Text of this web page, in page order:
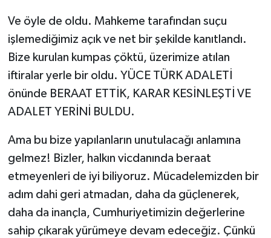
Ve öyle de oldu. Mahkeme tarafından suçu
işlemediğimiz açık ve net bir şekilde kanıtlandı.
Bize kurulan kumpas çöktü, üzerimize atılan
iftiralar yerle bir oldu. YÜCE TÜRK ADALETİ
önünde BERAAT ETTİK, KARAR KESİNLEŞTİ VE
ADALET YERİNİ BULDU.
Ama bu bize yapılanların unutulacağı anlamına
gelmez! Bizler, halkın vicdanında beraat
etmeyenleri de iyi biliyoruz. Mücadelemizden bir
adım dahi geri atmadan, daha da güçlenerek,
daha da inançla, Cumhuriyetimizin değerlerine
sahip çıkarak yürümeye devam edeceğiz. Çünkü